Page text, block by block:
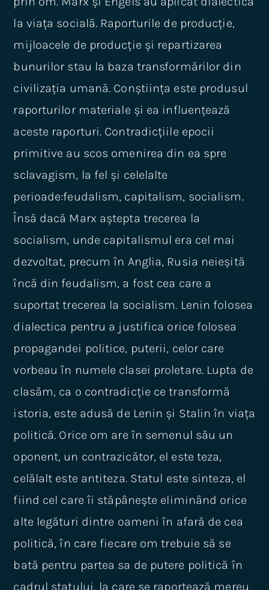
la viața socială. Raporturile de producție,
mijloacele de producție și repartizarea
bunurilor stau la baza transformărilor din
civilizația umană. Conștiința este produsul
raporturilor materiale și ea influențează
aceste raporturi. Contradicțiile epocii
primitive au scos omenirea din ea spre
sclavagism, la fel și celelalte
perioade:feudalism, capitalism, socialism.
Însă dacă Marx aștepta trecerea la
socialism, unde capitalismul era cel mai
dezvoltat, precum în Anglia, Rusia neieșită
încă din feudalism, a fost cea care a
suportat trecerea la socialism. Lenin folosea
dialectica pentru a justifica orice folosea
propagandei politice, puterii, celor care
vorbeau în numele clasei proletare. Lupta de
clasăm, ca o contradicție ce transformă
istoria, este adusă de Lenin și Stalin în viața
politică. Orice om are în semenul său un
oponent, un contrazicător, el este teza,
celălalt este antiteza. Statul este sinteza, el
fiind cel care îi stăpânește eliminând orice
alte legături dintre oameni în afară de cea
politică, în care fiecare om trebuie să se
bată pentru partea sa de putere politică în
cadrul statului, la care se raportează mereu.